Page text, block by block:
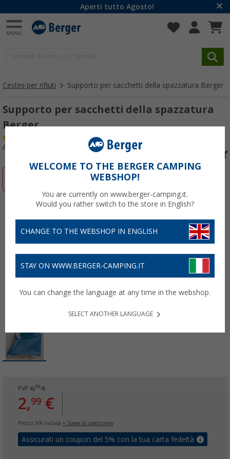
Aperti tutto Agosto!
Cestini per rifiuti Supporto per sacchetti della spazzatura Berger
Supporto per sacchetti della spazzatura
Berger
Articolo n: 518144
PVP 6,99€
2,99 €
Prezzi IVA inclusa + Spese di spedizione
Assicurati un coupon del 5% con la tua carta fedeltà
WELCOME TO THE BERGER CAMPING
WEBSHOP!
You are currently on www.berger-camping.it.
Would you rather switch to the store in English?
CHANGE TO THE WEBSHOP IN ENGLISH
STAY ON WWW.BERGER-CAMPING.IT
You can change the language at any time in the webshop.
SELECT ANOTHER LANGUAGE